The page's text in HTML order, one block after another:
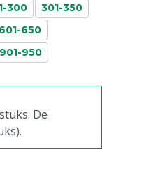
300
301-350
601-650
901-950
De